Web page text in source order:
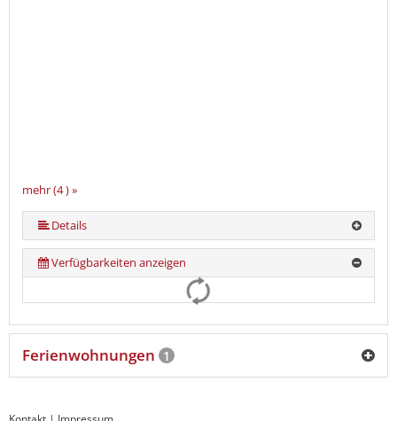
mehr (4 ) »
Details
Verfügbarkeiten anzeigen
Ferienwohnungen 1